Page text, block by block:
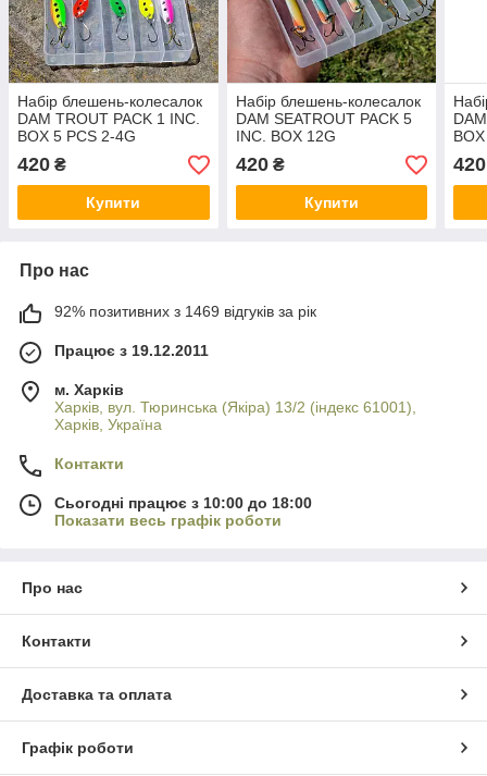
Набір блешень-колесалок
DAM TROUT PACK 1 INC.
BOX 5 PCS 2-4G
420 ₴
Купити
Набір блешень-колесалок
DAM SEATROUT PACK 5
INC. BOX 12G
420₴
Купити
420
Про нас
92% позитивних з 1469 відгуків за рік
Працює з 19.12.2011
м. Харків
Харків, вул. Тюринська (Якіра) 13/2 (індекс 61001),
Харків, Україна
Контакти
Сьогодні працює з 10:00 до 18:00
Показати весь графік роботи
Про нас
Контакти
Доставка та оплата
Графік роботи